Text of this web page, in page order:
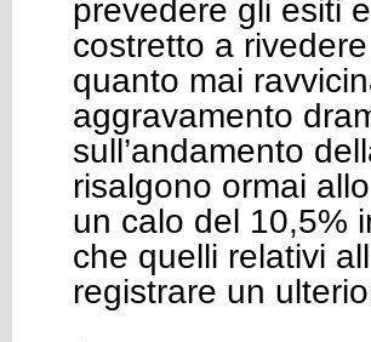
prevedere gli esiti
costretto a
quanto mai
aggravamento
sull’andamento
risalgono ormai
un calo del 10,5%
che quelli relativi
registrare un